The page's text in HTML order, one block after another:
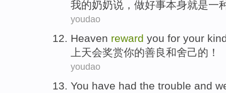
我的奶奶说，做好事本身就是一
youdao
Heaven reward you for your
上天会奖赏你的善良和舍己的！
youdao
You have had the trouble and